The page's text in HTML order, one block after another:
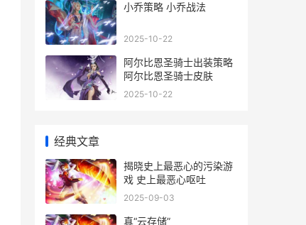
小乔策略 小乔战法
2025-10-22
阿尔比恩圣骑士出装策略
阿尔比恩圣骑士皮肤
2025-10-22
经典文章
揭晓史上最恶心的污染游
戏 史上最恶心呕吐
2025-09-03
真“云存储”